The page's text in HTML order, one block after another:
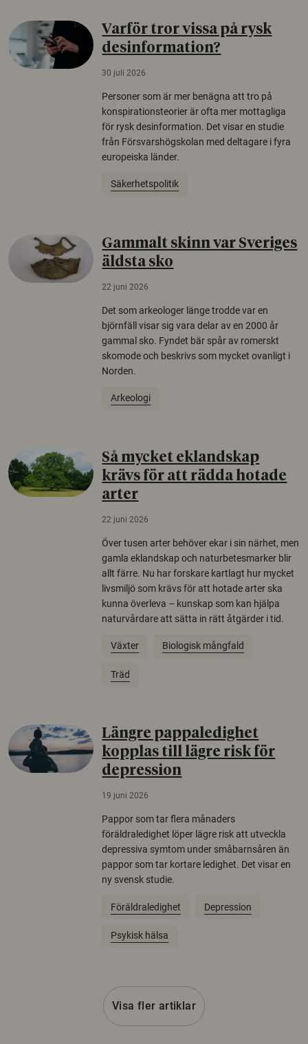
Varför tror vissa på rysk
desinformation?
30 juli 2026
Personer som är mer benägna att tro på
konspirationsteorier är ofta mer mottagliga
för rysk desinformation. Det visar en studie
från Försvarshögskolan med deltagare i fyra
europeiska länder.
Säkerhetspolitik
Gammalt skinn var Sveriges
äldsta sko
22 juni 2026
Det som arkeologer länge trodde var en
björnfäll visar sig vara delar av en 2000 år
gammal sko. Fyndet bär spår av romerskt
skomode och beskrivs som mycket ovanligt i
Norden.
Arkeologi
Så mycket eklandskap
krävs för att rädda hotade
arter
22 juni 2026
Över tusen arter behöver ekar i sin närhet, men
gamla eklandskap och naturbetesmarker blir
allt färre. Nu har forskare kartlagt hur mycket
livsmiljö som krävs för att hotade arter ska
kunna överleva – kunskap som kan hjälpa
naturvårdare att sätta in rätt åtgärder i tid.
Växter Biologisk mångfald
Träd
Längre pappaledighet
kopplas till lägre risk för
depression
19 juni 2026
Pappor som tar flera månaders
föräldraledighet löper lägre risk att utveckla
depressiva symtom under småbarnsåren än
pappor som tar kortare ledighet. Det visar en
ny svensk studie.
Föräldraledighet Depression
Psykisk hälsa
Visa fler artiklar